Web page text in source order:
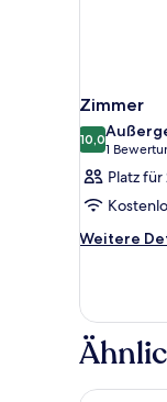
Zimmer
10,010,0 von 10
1
(1
Platz
Weitere
Weitere